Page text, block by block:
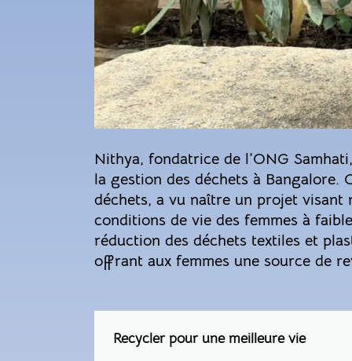
Nithya, fondatrice de l’ONG
la gestion des déchets à Bangalore.
déchets, a vu naître un projet visant
conditions de vie des femmes à
réduction des déchets textiles et
offrant aux femmes une source de
Recycler pour une meilleure vie